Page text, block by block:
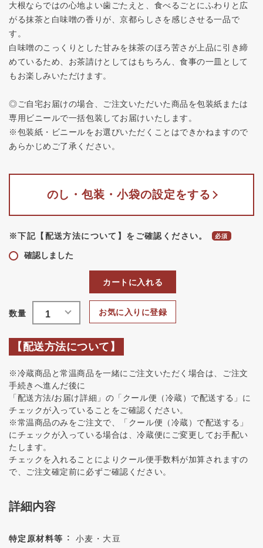
大根ならではの心地よい歯ごたえと、食べるごとにふわりと広
がる抹茶と白味噌の香りが、京都らしさを感じさせる一品で
す。
白味噌のこっくりとした甘みを抹茶のほろ苦さが上品に引き締
めているため、お茶請けとしてはもちろん、食事の一皿として
もお楽しみいただけます。
◎ご自宅お届けの場合、ご注文いただいた商品を包装紙または
専用ビニールで一括包装してお届けいたします。
※包装紙・ビニールをお選びいただくことはできかねますので
あらかじめご了承ください。
のし・包装・小袋の設定をする
※下記【配送方法について】をご確認ください。
確認しました
お気に入りに登録
カートに入れる
【配送方法について】
※冷蔵商品と常温商品を一緒にご注文いただく場合は、ご注文
手続きへ進んだ後に
「配送方法/お届け詳細」の「クール便（冷蔵）で配送する」に
チェックが入っていることをご確認ください。
※常温商品のみをご注文で、「クール便（冷蔵）で配送する」
にチェックが入っている場合は、冷蔵便にご変更してお手配い
たします。
チェックを入れることによりクール便手数料が加算されますの
で、ご注文確定前に必ずご確認ください。
詳細内容
特定原材料等 小麦・大豆